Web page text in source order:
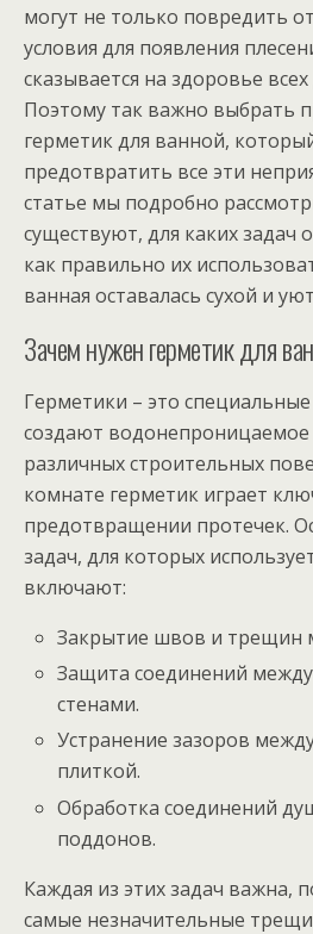
могут не только повредить
условия для появления
сказывается на здоровье
Поэтому так важно выбрать
герметик для ванной,
предотвратить все эти
статье мы подробно
существуют, для каких задач
как правильно их
ванная оставалась сухой и
Зачем нужен герметик для
Герметики – это
создают
различных строительных
комнате герметик играет
предотвращении протечек.
задач, для которых
включают:
Закрытие швов и трещин
Защита соединений
стенами.
Устранение зазоров
плиткой.
Обработка соединений
поддонов.
Каждая из этих задач важна,
самые незначительные